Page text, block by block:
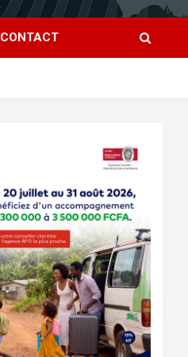
CONTACT